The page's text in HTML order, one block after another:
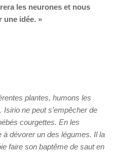
les neurones et nous
une idée. »
plantes, humons les
ne peut s’empêcher de
courgettes. En les
dévorer un des légumes. Il la
faire son baptême de saut en